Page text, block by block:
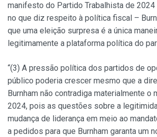
manifesto do Partido Trabalhista de
no que diz respeito à política fiscal –
que uma eleição surpresa é a única
legitimamente a plataforma política do
“(3) A pressão política dos partidos de
público poderia crescer mesmo que a
Burnham não contradiga materialmente o
2024, pois as questões sobre a
mudança de liderança em meio ao
a pedidos para que Burnham garanta um